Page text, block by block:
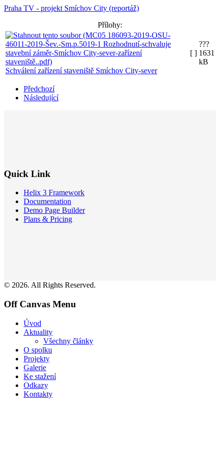
Praha TV - projekt Smíchov City (reportáž)
Přílohy:
Schválení zařízení staveniště Smíchov City-sever
[ ]
???
1631
kB
Předchozí
Následující
Quick Link
Helix 3 Framework
Documentation
Demo Page Builder
Plans & Pricing
© 2026. All Rights Reserved.
Off Canvas Menu
Úvod
Aktuality
Všechny články
O spolku
Projekty
Galerie
Ke stažení
Odkazy
Kontakty